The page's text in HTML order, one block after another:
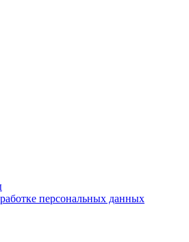
персональных данных